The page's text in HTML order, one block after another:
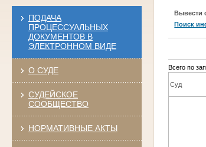
ПОДАЧА
ПРОЦЕССУАЛЬНЫХ
ДОКУМЕНТОВ В
ЭЛЕКТРОННОМ ВИДЕ
О СУДЕ
СУДЕЙСКОЕ
СООБЩЕСТВО
НОРМАТИВНЫЕ АКТЫ
Вывести
Поиск
Всего по
Суд